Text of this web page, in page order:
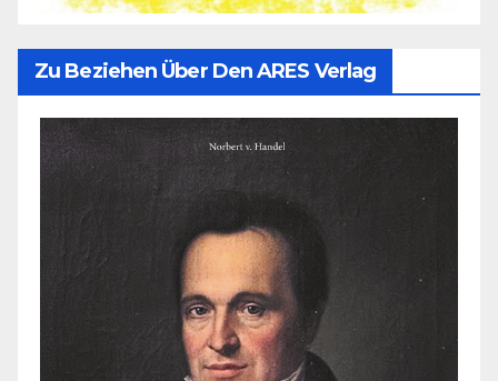
Zu Beziehen Über Den ARES Verlag